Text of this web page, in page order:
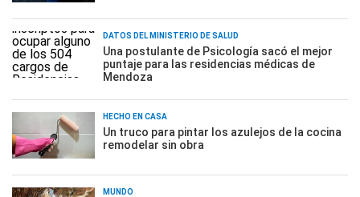
DATOS DEL MINISTERIO DE SALUD
Una postulante de Psicología sacó el mejor
puntaje para las residencias médicas de
Mendoza
HECHO EN CASA
Un truco para pintar los azulejos de la cocina
remodelar sin obra
MUNDO